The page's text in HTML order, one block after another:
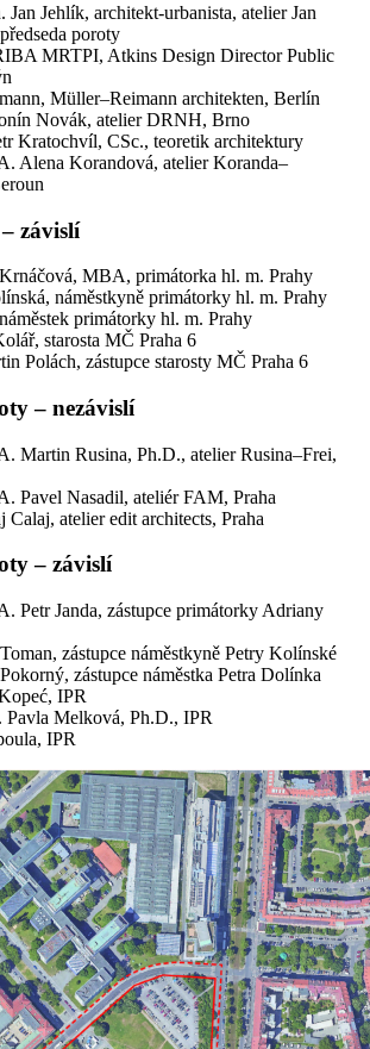
Jan Jehlík, architekt-urbanista, atelier Jan
poroty
MRTPI, Atkins Design Director Public
Müller–Reimann architekten, Berlín
Novák, atelier DRNH, Brno
Kratochvíl, CSc., teoretik architektury
Alena Korandová, atelier Koranda–
závislí
MBA, primátorka hl. m. Prahy
náměstkyně primátorky hl. m. Prahy
primátorky hl. m. Prahy
starosta MČ Praha 6
Polách, zástupce starosty MČ Praha 6
– nezávislí
Martin Rusina, Ph.D., atelier Rusina–Frei,
Pavel Nasadil, ateliér FAM, Praha
Calaj, atelier edit architects, Praha
– závislí
Petr Janda, zástupce primátorky Adriany
zástupce náměstkyně Petry Kolínské
zástupce náměstka Petra Dolínka
IPR
Pavla Melková, Ph.D., IPR
IPR